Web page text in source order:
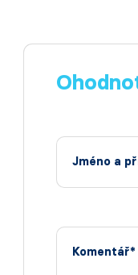
Jméno a
Komentář*